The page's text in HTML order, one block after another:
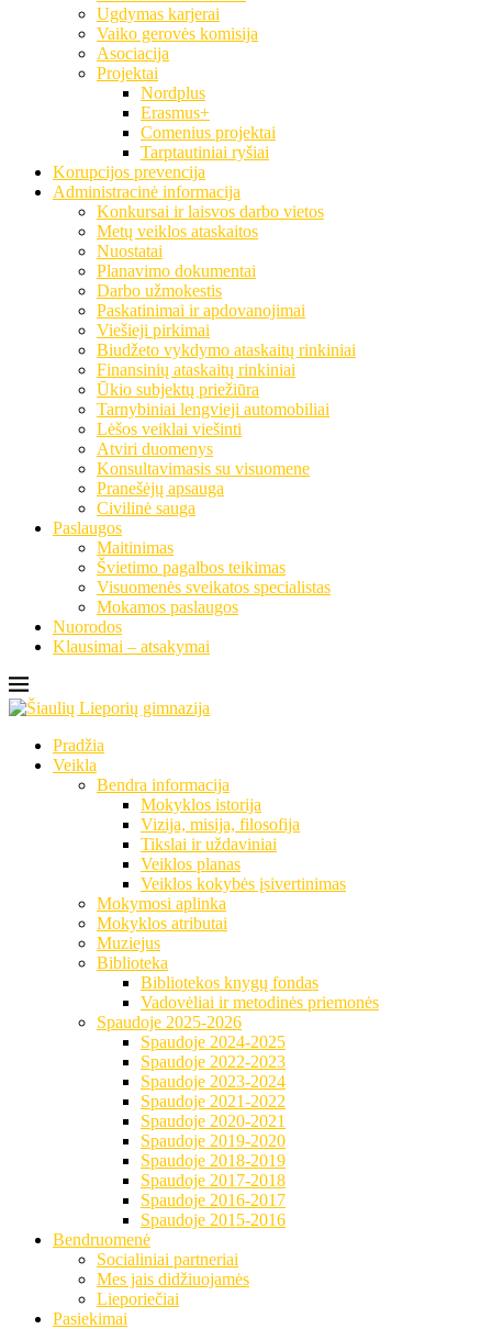
Ugdymas karjerai
Vaiko gerovės komisija
Asociacija
Projektai
Nordplus
Erasmus+
Comenius projektai
Tarptautiniai ryšiai
Korupcijos prevencija
Administracinė informacija
Konkursai ir laisvos darbo vietos
Metų veiklos ataskaitos
Nuostatai
Planavimo dokumentai
Darbo užmokestis
Paskatinimai ir apdovanojimai
Viešieji pirkimai
Biudžeto vykdymo ataskaitų rinkiniai
Finansinių ataskaitų rinkiniai
Ūkio subjektų priežiūra
Tarnybiniai lengvieji automobiliai
Lėšos veiklai viešinti
Atviri duomenys
Konsultavimasis su visuomene
Pranešėjų apsauga
Civilinė sauga
Paslaugos
Maitinimas
Švietimo pagalbos teikimas
Visuomenės sveikatos specialistas
Mokamos paslaugos
Nuorodos
Klausimai – atsakymai
Pradžia
Veikla
Bendra informacija
Mokyklos istorija
Vizija, misija, filosofija
Tikslai ir uždaviniai
Veiklos planas
Veiklos kokybės įsivertinimas
Mokymosi aplinka
Mokyklos atributai
Muziejus
Biblioteka
Bibliotekos knygų fondas
Vadovėliai ir metodinės priemonės
Spaudoje 2025-2026
Spaudoje 2024-2025
Spaudoje 2022-2023
Spaudoje 2023-2024
Spaudoje 2021-2022
Spaudoje 2020-2021
Spaudoje 2019-2020
Spaudoje 2018-2019
Spaudoje 2017-2018
Spaudoje 2016-2017
Spaudoje 2015-2016
Bendruomenė
Socialiniai partneriai
Mes jais didžiuojamės
Lieporiečiai
Pasiekimai